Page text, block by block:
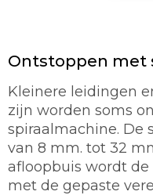
Ontstoppen met
Kleinere leidingen
zijn worden soms
spiraalmachine. De
van 8 mm. tot 32
afloopbuis wordt
met de gepaste